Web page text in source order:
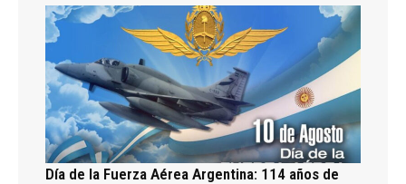
Día de la Fuerza Aérea Argentina: 114 años de